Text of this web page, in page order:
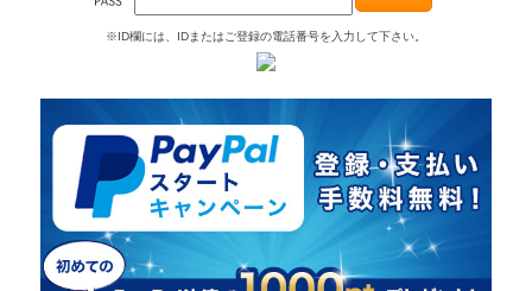
※ID欄には、IDまたはご登録の電話番号を入力して下さい。